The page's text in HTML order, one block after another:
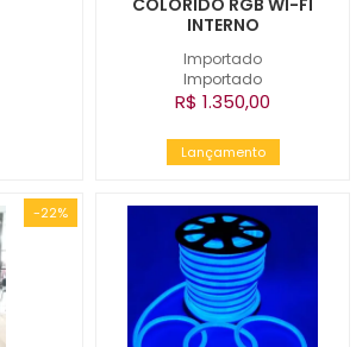
Importado
Importado
COLORIDO RGB WI-FI
INTERNO
R$ 1.350,00
Lançamento
-22%